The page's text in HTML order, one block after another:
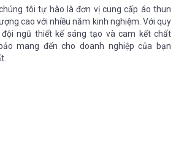
tôi tự hào là đơn vị cung cấp áo thun
cao với nhiều năm kinh nghiệm. Với quy
ngũ thiết kế sáng tạo và cam kết chất
mang đến cho doanh nghiệp của bạn